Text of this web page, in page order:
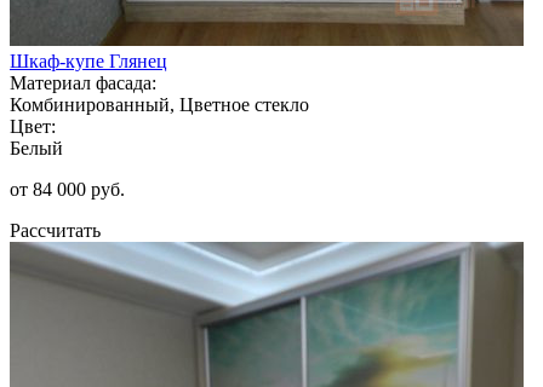
Шкаф-купе Глянец
Материал фасада:
Комбинированный, Цветное стекло
Цвет:
Белый
от 84 000 руб.
Рассчитать